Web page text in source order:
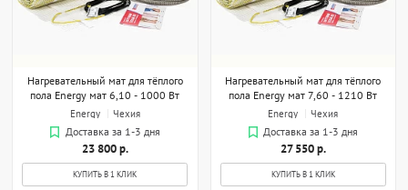
Нагревательный мат для тёплого
пола Energy мат 6,10 - 1000 Вт
Energy
Чехия
Доставка за 1-3 дня
23 800 р.
КУПИТЬ В 1 КЛИК
Нагревательный мат для тёплого
пола Energy мат 7,60 - 1210 Вт
Energy
Чехия
Доставка за 1-3 дня
27 550 р.
КУПИТЬ В 1 КЛИК